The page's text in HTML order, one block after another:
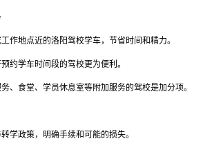
作地点近的洛阳驾校学车，节省时间和精力。
约学车时间段的驾校更为便利。
、食堂、学员休息室等附加服务的驾校是加分项。
学政策，明确手续和可能的损失。